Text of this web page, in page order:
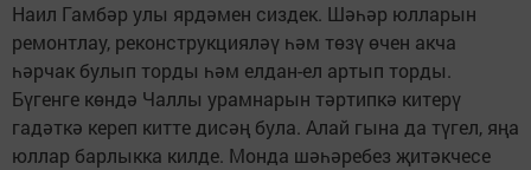
Наил Гамбәр улы ярдәмен сиздек. Шәһәр юлларын
ремонтлау, реконструкцияләү һәм төзү өчен акча
һәрчак булып торды һәм елдан-ел артып торды.
Бүгенге көндә Чаллы урамнарын тәртипкә китерү
гадәткә кереп китте дисәң була. Алай гына да түгел, яңа
юллар барлыкка килде. Монда шәһәребез җитәкчесе